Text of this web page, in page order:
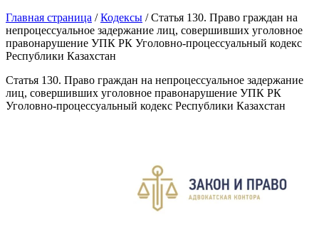
Главная страница /Кодексы /Статья 130. Право граждан на
непроцессуальное задержание лиц, совершивших уголовное
правонарушение УПК РК Уголовно-процессуальный кодекс
Республики Казахстан
Статья 130. Право граждан на непроцессуальное задержание
лиц, совершивших уголовное правонарушение УПК РК
Уголовно-процессуальный кодекс Республики Казахстан